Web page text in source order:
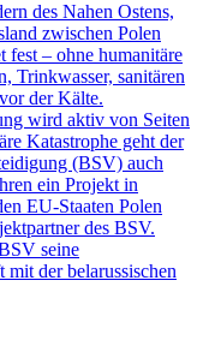
des Nahen Ostens,
zwischen Polen
fest – ohne humanitäre
Trinkwasser, sanitären
der Kälte.
wird aktiv von Seiten
Katastrophe geht der
(BSV) auch
ein Projekt in
EU-Staaten Polen
des BSV.
seine
mit der belarussischen